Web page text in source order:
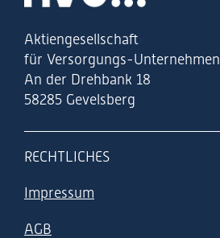
Aktiengesellschaft
für Versorgungs-Unternehmen
An der Drehbank 18
58285 Gevelsberg
RECHTLICHES
Impressum
AGB